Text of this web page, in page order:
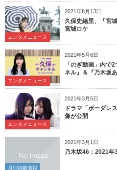
2021年8月13日
エンタメニュース
久保史緒里、「宮
宮城ロケ
2021年5月6日
エンタメニュース
「のぎ動画」内で
ネル』＆『乃木坂
2021年3月5日
エンタメニュース
ドラマ「ボーダレ
像が公開
2021年3月1日
月別掲載情報
乃木坂46：2021年